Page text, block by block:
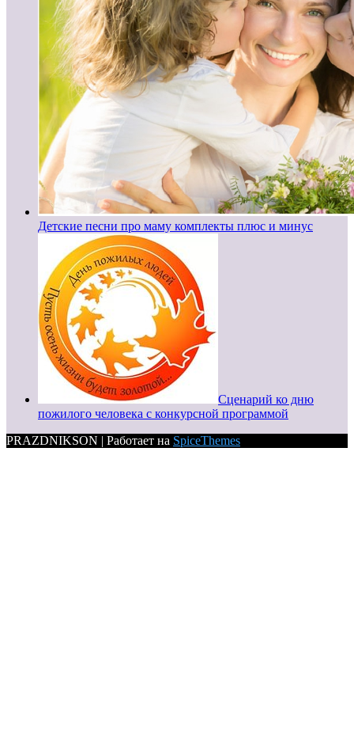
Детские песни про маму комплекты плюс и минус
Сценарий ко дню
пожилого человека с конкурсной программой
PRAZDNIKSON | Работает на SpiceThemes